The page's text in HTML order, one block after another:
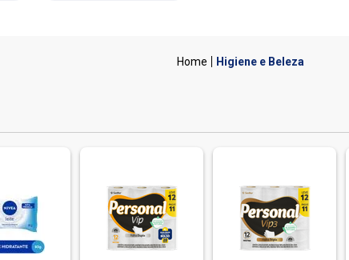
Higiene e Beleza